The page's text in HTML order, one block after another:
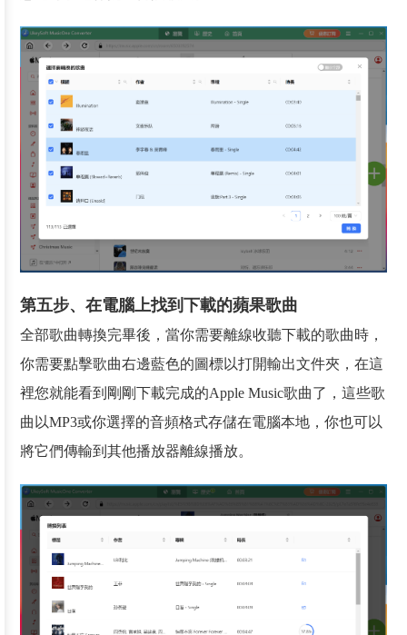
第五步、在電腦上找到下載的蘋果歌曲
全部歌曲轉換完畢後，當你需要離線收聽下載的歌曲時，
你需要點擊歌曲右邊藍色的圖標以打開輸出文件夾，在這
裡您就能看到剛剛下載完成的Apple Music歌曲了，這些歌
曲以MP3或你選擇的音頻格式存儲在電腦本地，你也可以
將它們傳輸到其他播放器離線播放。